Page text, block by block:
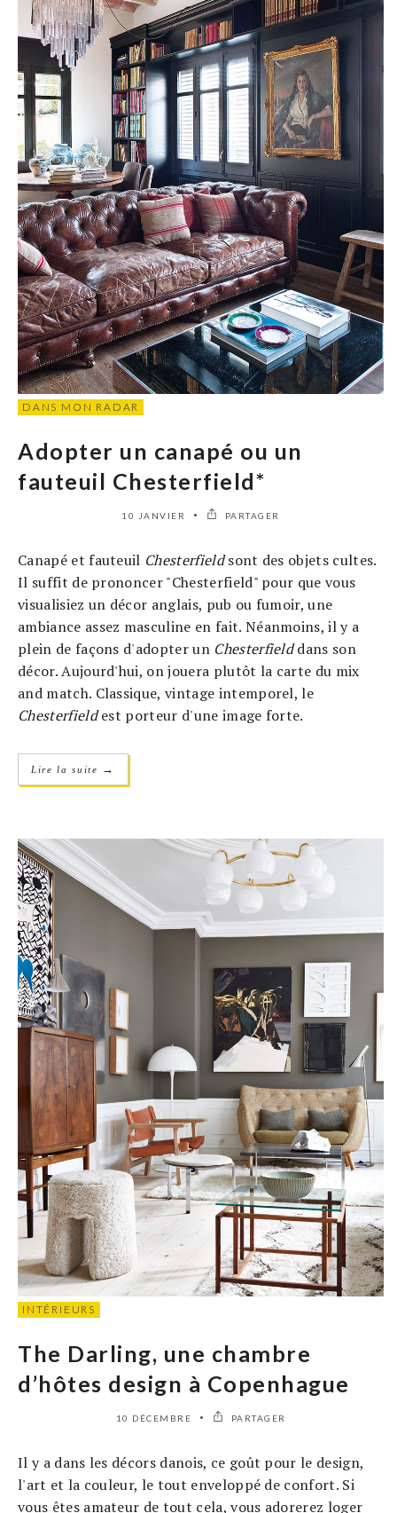
DANS MON RADAR
Adopter un canapé ou un
fauteuil Chesterfield*
10 JANVIER PARTAGER
Canapé et fauteuil Chesterfieldsont des objets cultes.
Il suffit de prononcer "Chesterfield" pour que vous
visualisiez un décor anglais, pub ou fumoir, une
ambiance assez masculine en fait. Néanmoins, il y a
plein de façons d'adopter un Chesterfielddans son
décor. Aujourd'hui, on jouera plutôt la carte du mix
and match. Classique, vintage intemporel, le
Chesterfieldest porteur d'une image forte.
Lire la suite →
INTÉRIEURS
The Darling, une chambre
d’hôtes design à Copenhague
10 DÉCEMBRE PARTAGER
Il y a dans les décors danois, ce goût pour le design,
l'art et la couleur, le tout enveloppé de confort. Si
vous êtes amateur de tout cela, vous adorerez loger